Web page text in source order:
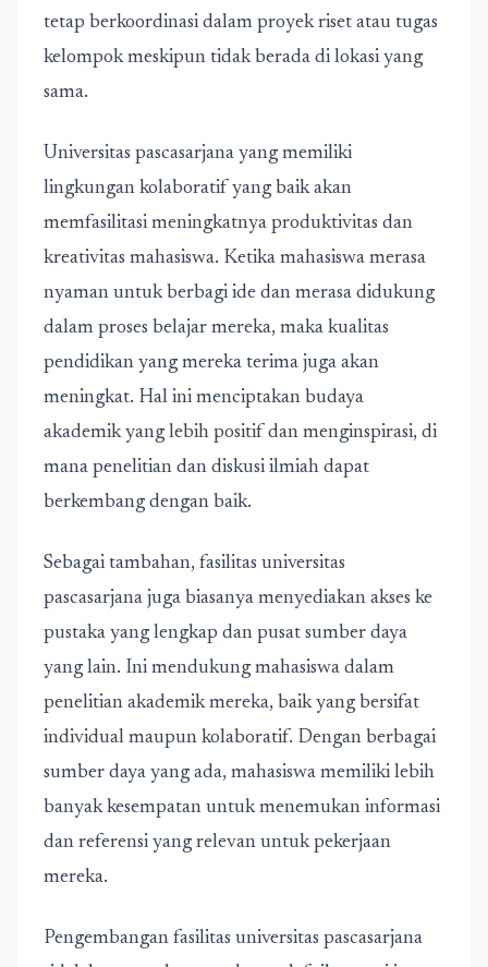
tetap berkoordinasi dalam proyek riset atau tugas
kelompok meskipun tidak berada di lokasi yang
sama.
Universitas pascasarjana yang memiliki
lingkungan kolaboratif yang baik akan
memfasilitasi meningkatnya produktivitas dan
kreativitas mahasiswa. Ketika mahasiswa merasa
nyaman untuk berbagi ide dan merasa didukung
dalam proses belajar mereka, maka kualitas
pendidikan yang mereka terima juga akan
meningkat. Hal ini menciptakan budaya
akademik yang lebih positif dan menginspirasi, di
mana penelitian dan diskusi ilmiah dapat
berkembang dengan baik.
Sebagai tambahan, fasilitas universitas
pascasarjana juga biasanya menyediakan akses ke
pustaka yang lengkap dan pusat sumber daya
yang lain. Ini mendukung mahasiswa dalam
penelitian akademik mereka, baik yang bersifat
individual maupun kolaboratif. Dengan berbagai
sumber daya yang ada, mahasiswa memiliki lebih
banyak kesempatan untuk menemukan informasi
dan referensi yang relevan untuk pekerjaan
mereka.
Pengembangan fasilitas universitas pascasarjana